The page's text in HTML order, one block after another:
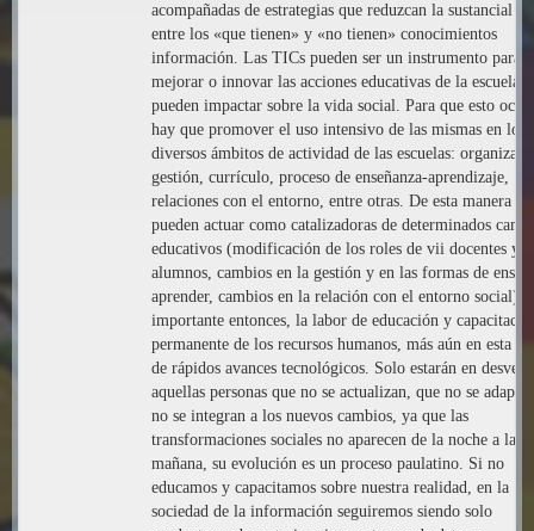
acompañadas de estrategias que reduzcan la sustancial
entre los «que tienen» y «no tienen» conocimientos
información. Las TICs pueden ser un instrumento para
mejorar o innovar las acciones educativas de la escuela y
pueden impactar sobre la vida social. Para que esto
hay que promover el uso intensivo de las mismas en los
diversos ámbitos de actividad de las escuelas:
gestión, currículo, proceso de enseñanza-aprendizaje,
relaciones con el entorno, entre otras. De esta manera
pueden actuar como catalizadoras de determinados
educativos (modificación de los roles de vii docentes y
alumnos, cambios en la gestión y en las formas de
aprender, cambios en la relación con el entorno social).
importante entonces, la labor de educación y
permanente de los recursos humanos, más aún en esta
de rápidos avances tecnológicos. Solo estarán en
aquellas personas que no se actualizan, que no se
no se integran a los nuevos cambios, ya que las
transformaciones sociales no aparecen de la noche a la
mañana, su evolución es un proceso paulatino. Si no
educamos y capacitamos sobre nuestra realidad, en la
sociedad de la información seguiremos siendo solo